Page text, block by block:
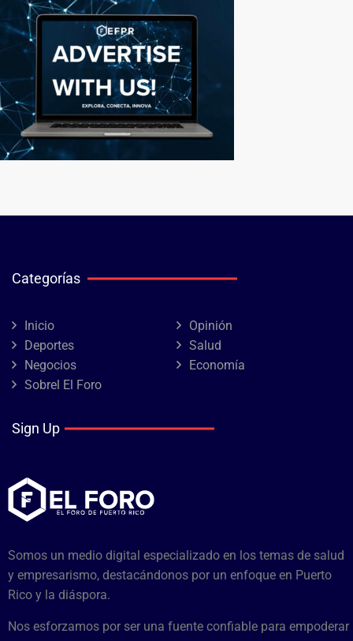
Categorías
Inicio
Opinión
Deportes
Salud
Negocios
Economía
Sobrel El Foro
Sign Up
Somos un medio digital especializado en los temas de salud
y empresarismo, destacándonos por un enfoque en Puerto
Rico y la diáspora.
Nos esforzamos por ser una fuente confiable para empoderar